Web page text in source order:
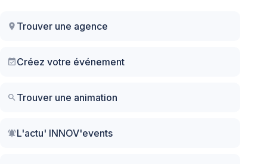
location_on Trouver une agence
event_availableCréez votre événement
search Trouver une animation
notifications_activeL'actu' INNOV'events